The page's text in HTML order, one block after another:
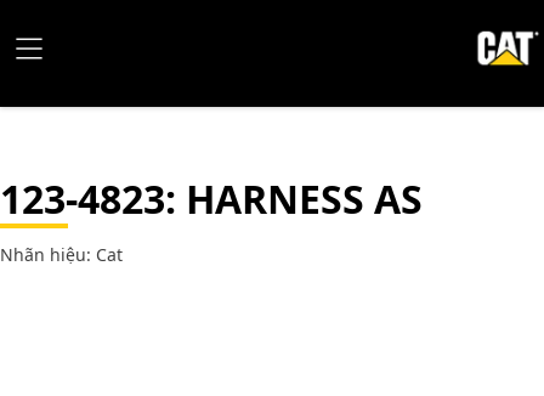
123-4823: HARNESS AS
Nhãn hiệu: Cat